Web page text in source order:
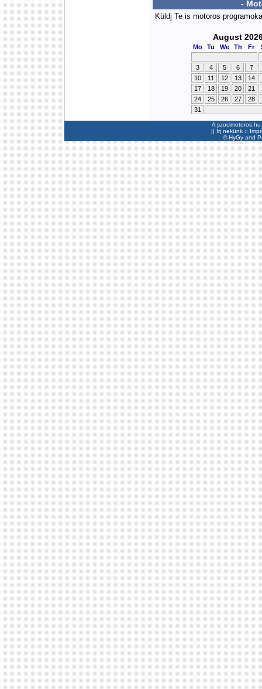
-
Küldj Te is motoros
August
Mo Tu We Th Fr
3 4 5 6
7
10
11 12 13 14
17
18 19 20 21
24
25 26 27 28
31
A
|| Írj nekünk ::
©HyGyand